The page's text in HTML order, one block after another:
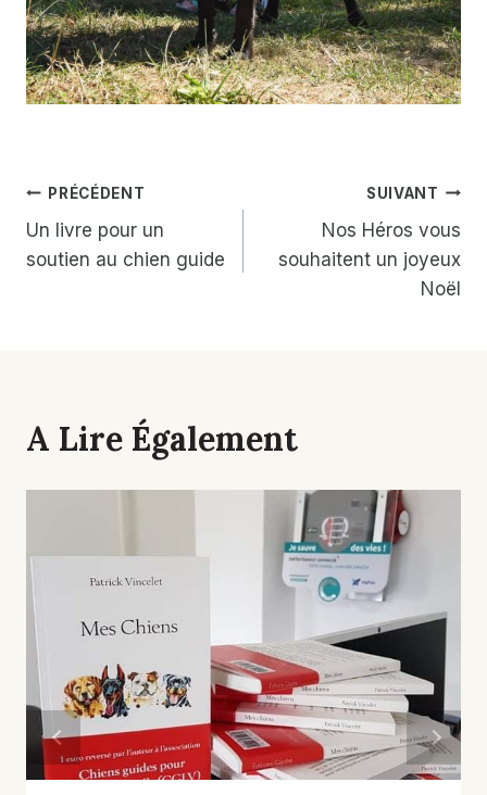
Navigation
De
PRÉCÉDENT
Un livre pour un
soutien au chien guide
SUIVANT
Nos Héros vous
souhaitent un joyeux
Noël
A Lire Également